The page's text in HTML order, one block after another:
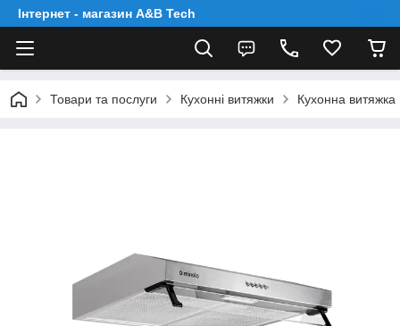
Інтернет - магазин A&B Tech
Товари та послуги Кухонні витяжки Кухонна